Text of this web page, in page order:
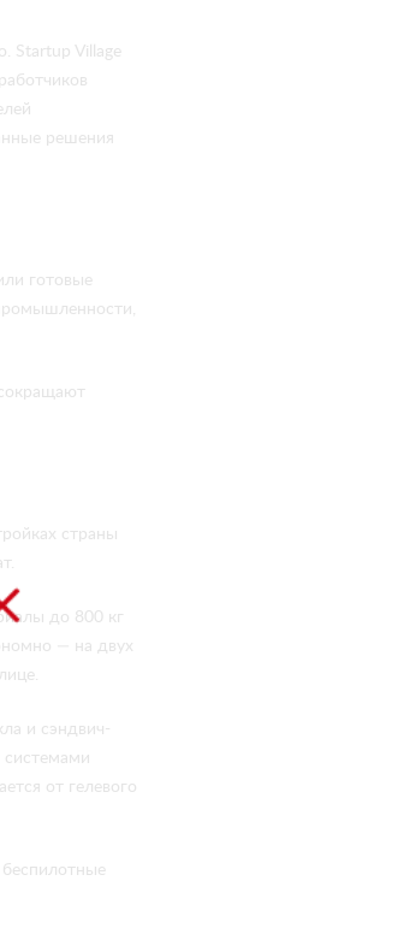
Startup Village
решения
готовые
страны
до 800 кг
— на двух
и сэндвич-
системами
от гелевого